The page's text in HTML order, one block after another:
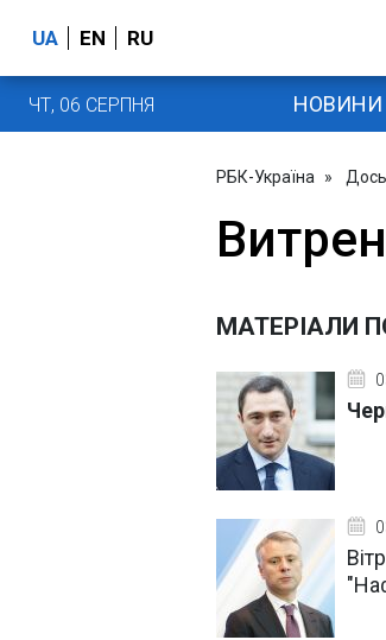
UA EN RU
ЧТ, 06 СЕРПНЯ НОВИНИ
РБК-Україна »
МАТЕРІАЛИ